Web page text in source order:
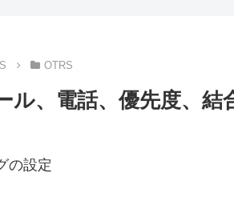
OTRS
ル、電話、優先度、
の設定